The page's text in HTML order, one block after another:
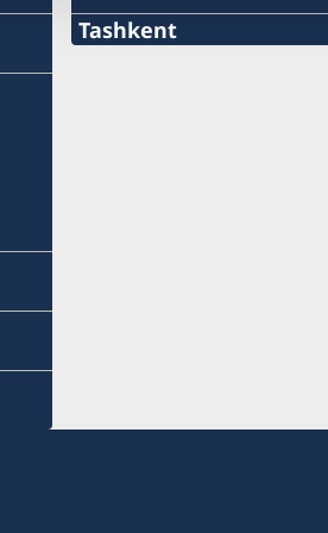
Tashkent
Jamilya Bazarova